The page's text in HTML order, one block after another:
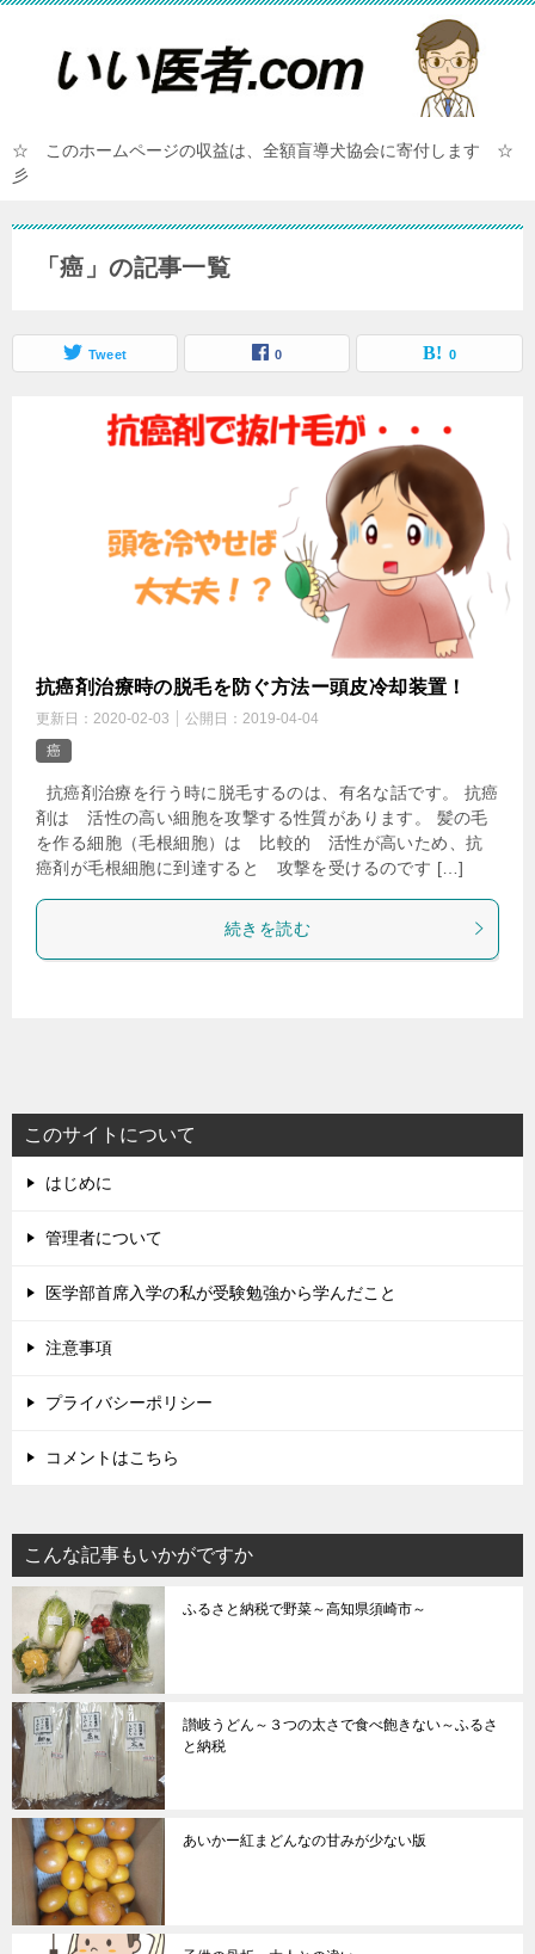
☆ このホームページの収益は、全額盲導犬協会に寄付します ☆
彡
「癌」の記事一覧
Tweet 0 0
抗癌剤治療時の脱毛を防ぐ方法ー頭皮冷却装置！
更新日： 2020-02-03 公開日： 2019-04-04
癌
抗癌剤治療を行う時に脱毛するのは、有名な話です。 抗癌
剤は 活性の高い細胞を攻撃する性質があります。 髪の毛
を作る細胞（毛根細胞）は 比較的 活性が高いため、抗
癌剤が毛根細胞に到達すると 攻撃を受けるのです […]
続きを読む
このサイトについて
はじめに
管理者について
医学部首席入学の私が受験勉強から学んだこと
注意事項
プライバシーポリシー
コメントはこちら
こんな記事もいかがですか
ふるさと納税で野菜～高知県須崎市～
讃岐うどん～３つの太さで食べ飽きない～ふるさ
と納税
あいかー紅まどんなの甘みが少ない版